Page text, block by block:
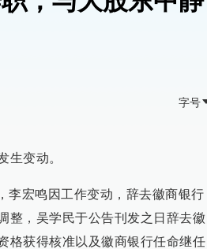
字号
生变动。
李宏鸣因工作变动，辞去徽商银行
整，吴学民于公告刊发之日辞去徽
格获得核准以及徽商银行任命继任